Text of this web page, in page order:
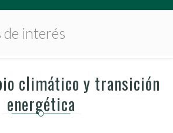
interés
climático y transición
energética